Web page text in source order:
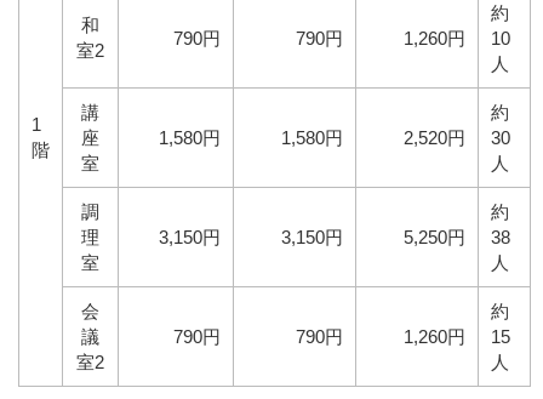
1
階
和
室2
790円 790円 1,260円
約
10
人
講
座
室
1,580円 1,580円 2,520円
約
30
人
調
理
室
3,150円 3,150円 5,250円
約
38
人
会
議
室2
790円 790円 1,260円
約
15
人